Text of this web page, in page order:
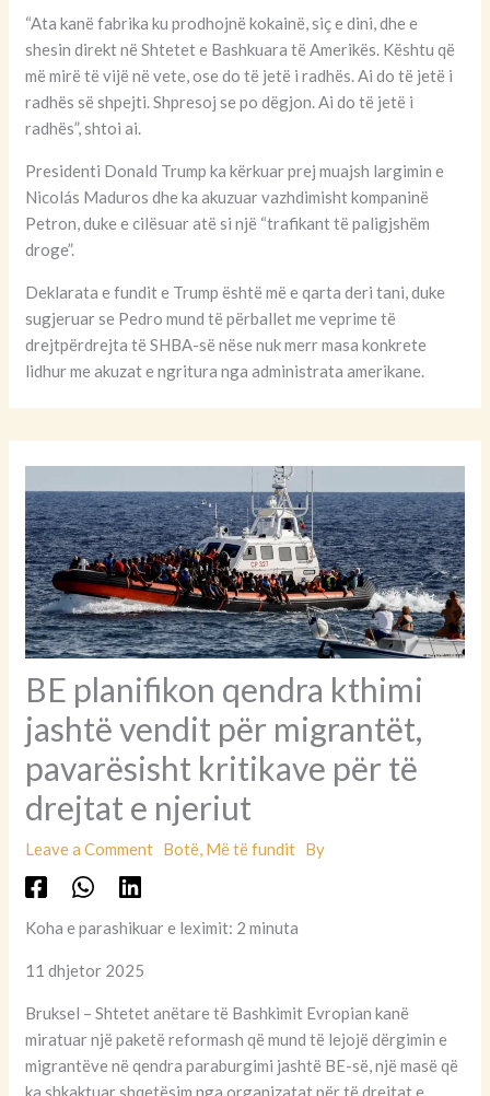
“Ata kanë fabrika ku prodhojnë kokainë, siç e dini, dhe e
shesin direkt në Shtetet e Bashkuara të Amerikës. Kështu që
më mirë të vijë në vete, ose do të jetë i radhës. Ai do të jetë i
radhës së shpejti. Shpresoj se po dëgjon. Ai do të jetë i
radhës”, shtoi ai.
Presidenti Donald Trump ka kërkuar prej muajsh largimin e
Nicolás Maduros dhe ka akuzuar vazhdimisht kompaninë
Petron, duke e cilësuar atë si një “trafikant të paligjshëm
droge”.
Deklarata e fundit e Trump është më e qarta deri tani, duke
sugjeruar se Pedro mund të përballet me veprime të
drejtpërdrejta të SHBA-së nëse nuk merr masa konkrete
lidhur me akuzat e ngritura nga administrata amerikane.
BE planifikon qendra kthimi
jashtë vendit për migrantët,
pavarësisht kritikave për të
drejtat e njeriut
Leave a Comment Botë Më të fundit By
Koha e parashikuar e leximit: 2 minuta
11 dhjetor 2025
Bruksel – Shtetet anëtare të Bashkimit Evropian kanë
miratuar një paketë reformash që mund të lejojë dërgimin e
migrantëve në qendra paraburgimi jashtë BE-së, një masë që
ka shkaktuar shqetësim nga organizatat për të drejtat e